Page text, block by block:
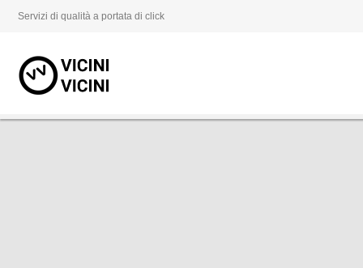
Servizi di qualità a portata di click